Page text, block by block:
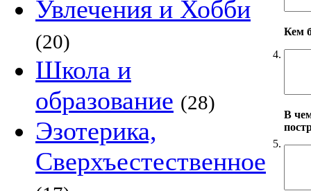
Увлечения и Хобби
(20)
Школа и
образование (28)
Эзотерика,
Сверхъестественное
4.
Кем
5.
В